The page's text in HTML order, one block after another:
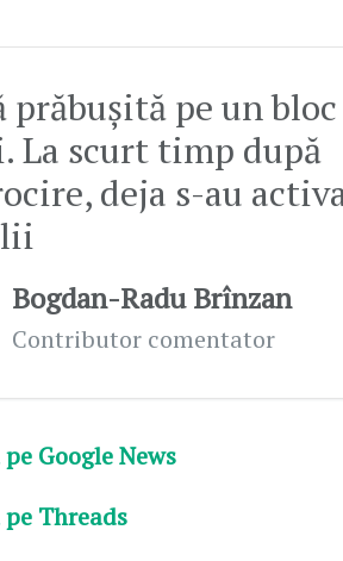
prăbușită pe un
La scurt timp după
deja s-au
Bogdan-Radu Brînzan
Contributor comentator
Google News
Threads